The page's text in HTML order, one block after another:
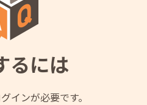
るには
インが必要です。